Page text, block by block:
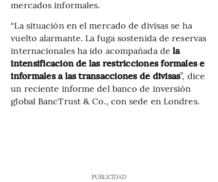
mercados informales.
“La situación en el mercado de divisas se ha
vuelto alarmante. La fuga sostenida de reservas
internacionales ha ido acompañada de la
intensificación de las restricciones formales e
informales a las transacciones de divisas”, dice
un reciente informe del banco de inversión
global BancTrust & Co., con sede en Londres.
PUBLICIDAD